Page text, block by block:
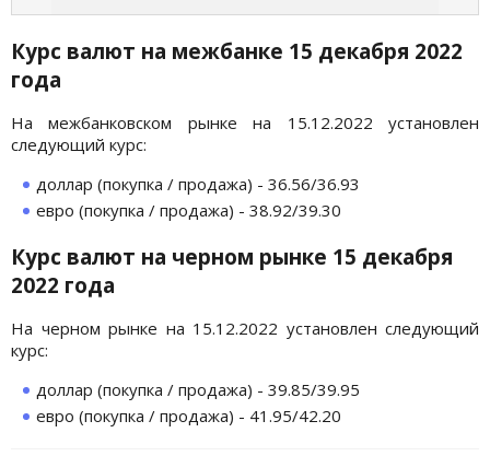
Курс валют на межбанке 15 декабря 2022
года
На межбанковском рынке на 15.12.2022 установлен
следующий курс:
доллар (покупка / продажа) - 36.56/36.93
евро (покупка / продажа) - 38.92/39.30
Курс валют на черном рынке 15 декабря
2022 года
На черном рынке на 15.12.2022 установлен следующий
курс:
доллар (покупка / продажа) - 39.85/39.95
евро (покупка / продажа) - 41.95/42.20